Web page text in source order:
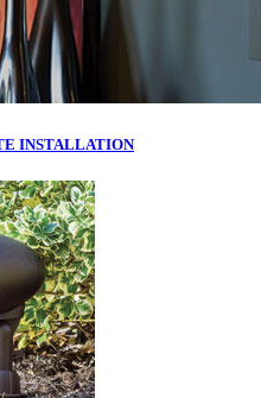
INSTALLATION